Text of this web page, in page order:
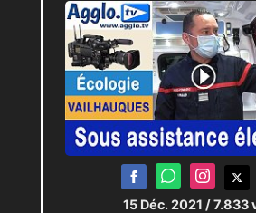
15 Déc. 2021 / 7.833